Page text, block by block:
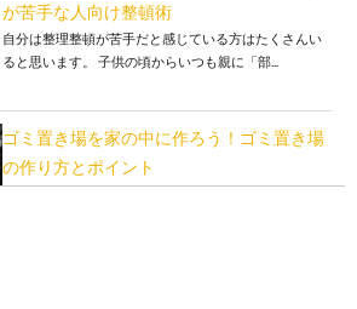
が苦手な人向け整頓術
自分は整理整頓が苦手だと感じている方はたくさんい
ると思います。 子供の頃からいつも親に「部...
ゴミ置き場を家の中に作ろう！ゴミ置き場
の作り方とポイント